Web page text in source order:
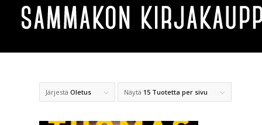
Järjestä Oletus Näytä 15 Tuotetta per sivu